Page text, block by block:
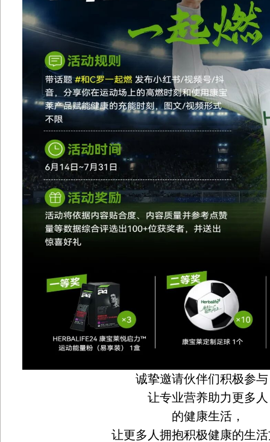
诚挚邀请伙伴们积极参
让专业营养助力更多人
的健康生活，
让更多人拥抱积极健康的生